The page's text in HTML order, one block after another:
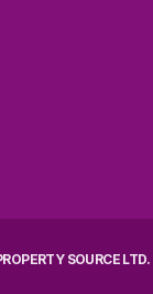
SOURCE LTD.